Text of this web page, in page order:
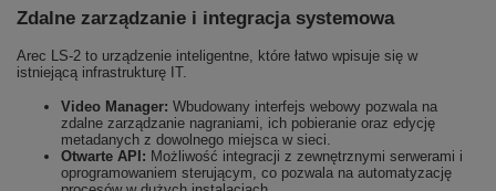
Zdalne zarządzanie i integracja systemowa
Arec LS-2 to urządzenie inteligentne, które łatwo wpisuje się w
istniejącą infrastrukturę IT.
Video Manager: Wbudowany interfejs webowy pozwala na
zdalne zarządzanie nagraniami, ich pobieranie oraz edycję
metadanych z dowolnego miejsca w sieci.
Otwarte API: Możliwość integracji z zewnętrznymi serwerami i
oprogramowaniem sterującym, co pozwala na automatyzację